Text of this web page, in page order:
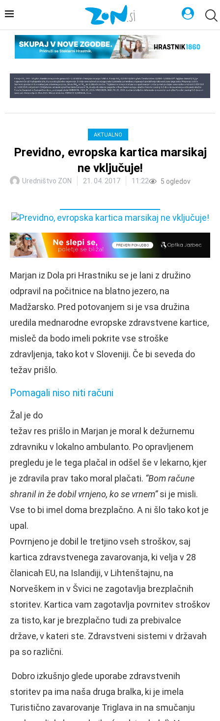
AKTUALNO
Previdno, evropska kartica marsikaj
ne vključuje!
Uredništvo ZON 21. 04. 2017 11:22 5 ogledov
Marjan iz Dola pri Hrastniku se je lani z družino
odpravil na počitnice na blatno jezero, na
Madžarsko. Pred potovanjem si je vsa družina
uredila mednarodne evropske zdravstvene kartice,
misleč da bodo imeli pokrite vse stroške
zdravljenja, tako kot v Sloveniji. Če bi seveda do
težav prišlo.
Pomagali niso niti računi
Žal je do
težav res prišlo in Marjan je moral k dežurnemu
zdravniku v lokalno ambulanto. Po opravljenem
pregledu je le tega plačal in odšel še v lekarno, kjer
je zdravila prav tako moral plačati. “Bom račune
shranil in že dobil vrnjeno, ko se vrnem”si je misli.
Vse to bi imel doma brezplačno. A ni šlo tako kot je
upal.
Povrnjeno je dobil le tretjino vseh stroškov, saj
kartica zdravstvenega zavarovanja, ki velja v 28
članicah EU, na Islandiji, v Lihtenštajnu, na
Norveškem in v Švici ne zagotavlja brezplačnih
storitev. Kartica vam zagotavlja povrnitev stroškov
za tisto, kar je brezplačno tudi za prebivalce
države, v kateri ste. Zdravstveni sistemi v državah
pa so različni.
Dobro izkušnjo glede uporabe zdravstvenih
storitev pa ima naša druga bralka, ki je imela
Turistično zavarovanje Triglava in na smučanju